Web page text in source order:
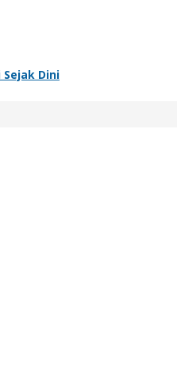
Dini